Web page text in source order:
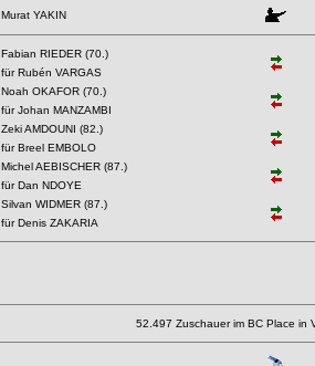
Murat YAKIN
Fabian RIEDER (70.)
für Rubén VARGAS
Noah OKAFOR (70.)
für Johan MANZAMBI
Zeki AMDOUNI (82.)
für Breel EMBOLO
Michel AEBISCHER (87.)
für Dan NDOYE
Silvan WIDMER (87.)
für Denis ZAKARIA
52.497 Zuschauer im BC Place in